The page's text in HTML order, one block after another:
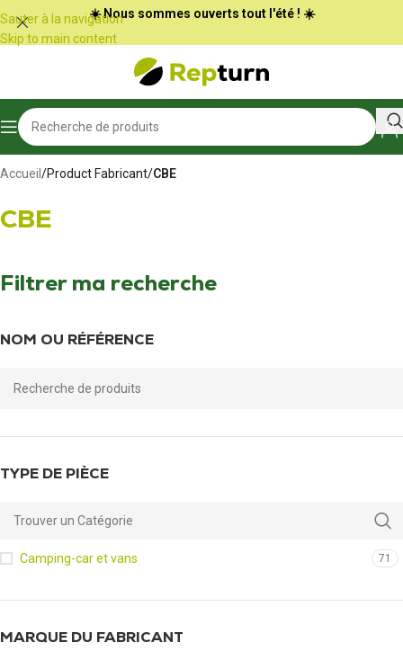
Panneau de gestion des cookies
Sauter à la navigation
Skip to main content
☀️ Nous sommes ouverts tout l'été ! ☀️
Accueil /Product Fabricant/CBE
CBE
Filtrer ma recherche
NOM OU RÉFÉRENCE
TYPE DE PIÈCE
Camping-car et vans 71
MARQUE DU FABRICANT